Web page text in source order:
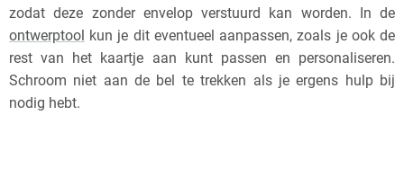
zodat deze zonder envelop verstuurd kan worden. In de
ontwerptool kun je dit eventueel aanpassen, zoals je ook de
rest van het kaartje aan kunt passen en personaliseren.
Schroom niet aan de bel te trekken als je ergens hulp bij
nodig hebt.